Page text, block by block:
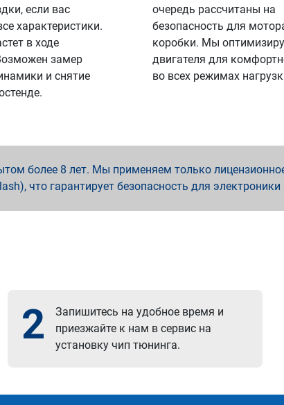
если вас
характеристики.
в ходе
замер
и снятие
очередь рассчитаны на
безопасность для
коробки. Мы
двигателя для
во всех режимах
более 8 лет. Мы применяем только
что гарантирует безопасность для
2
Запишитесь на удобное время и
приезжайте к нам в сервис на
установку чип тюнинга.